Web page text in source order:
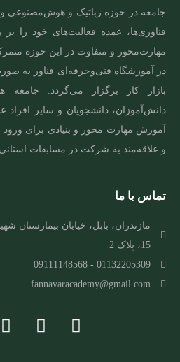
جامعه در حوزه رباتیک و هوش‌مصنوعی و
فناوری‌ها، عمده فعالیت‌های خود را
مهارت‌محور و متفاوت در این حوزه
در آموزشگاه فنی‌و‌حرفه‌ای فناور به
بازار کار برگزار می‌گردد.
دانش‌آموزان، دانشجویان و سایر افراد
آموزش مهارت‌ محور و بنیادی برای ورود
و علاقه‌مند به شرکت در مسابقات
تماس با ما
مازندران، بابل، خیابان بیمارستان
15، پلاک 2
01132205309 - 09111148568
fannavaracademy@gmail.com